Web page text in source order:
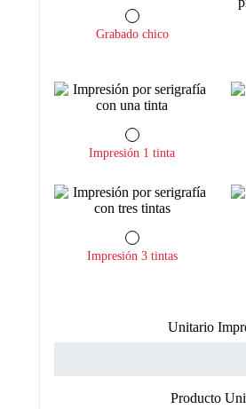
Grabado chico
Impresión 1 tinta
Impresión 3 tintas
Unitario
Producto